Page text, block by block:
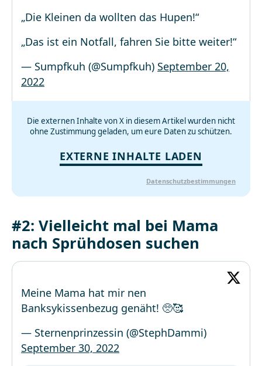
„Die Kleinen da wollten das Hupen!“
„Das ist ein Notfall, fahren Sie bitte weiter!“
— Sumpfkuh (@Sumpfkuh) September 20,
2022
Die externen Inhalte von X in diesem Artikel wurden nicht
ohne Zustimmung geladen, um eure Daten zu schützen.
EXTERNE INHALTE LADEN
Datenschutzbestimmungen
#2: Vielleicht mal bei Mama
nach Sprühdosen suchen
Meine Mama hat mir nen
Banksykissenbezug genäht! 🥺🥰
— Sternenprinzessin (@StephDammi)
September 30, 2022